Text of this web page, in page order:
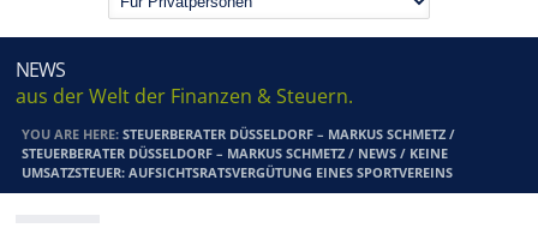
NEWS
aus der Welt der Finanzen & Steuern.
YOU ARE HERE:STEUERBERATER DÜSSELDORF – MARKUS SCHMETZ /
STEUERBERATER DÜSSELDORF – MARKUS SCHMETZ / NEWS / KEINE
UMSATZSTEUER: AUFSICHTSRATSVERGÜTUNG EINES SPORTVEREINS